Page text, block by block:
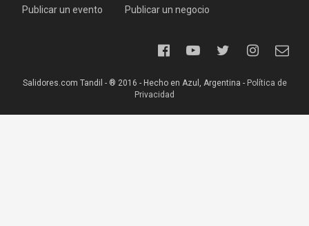
Publicar un evento Publicar un negocio
Salidores.com Tandil - ® 2016 - Hecho en Azul, Argentina - Política de
Privacidad